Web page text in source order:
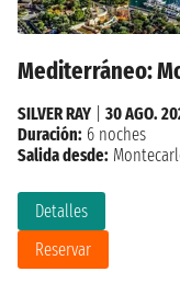
Mediterráneo:
Detalles
Reservar
SILVER RAY
30 AGO.
Duración: 6 noches
Salida desde: